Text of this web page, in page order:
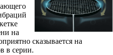
на
сказывается на
в серии.